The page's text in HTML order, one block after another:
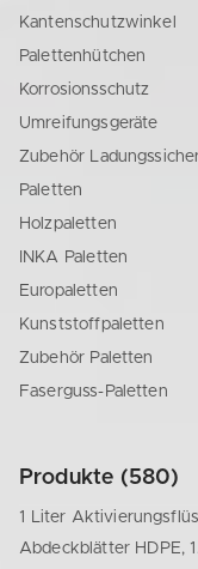
Kantenschutzwinkel
Palettenhütchen
Korrosionsschutz
Umreifungsgeräte
Zubehör
Paletten
Holzpaletten
INKA Paletten
Europaletten
Kunststoffpaletten
Zubehör Paletten
Faserguss-Paletten
Produkte (580)